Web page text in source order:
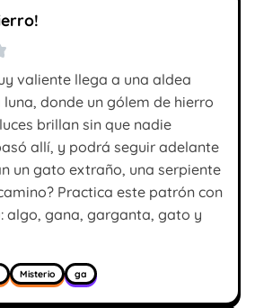
valiente llega a una aldea
donde un gólem de hierro
brillan sin que nadie
allí, y podrá seguir adelante
un gato extraño, una serpiente
Practica este patrón con
algo, gana, garganta, gato y
Misterio ga